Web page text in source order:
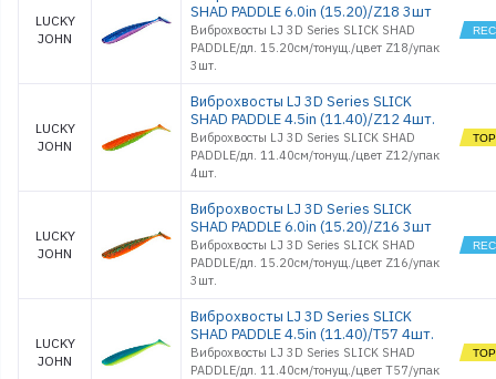
LUCKY
JOHN
SHAD PADDLE 6.0in (15.20)/Z18 3шт
Виброхвосты LJ 3D Series SLICK SHAD
PADDLE/дл. 15.20см/тонущ./цвет Z18/упак
3шт.
LUCKY
JOHN
Виброхвосты LJ 3D Series SLICK
SHAD PADDLE 4.5in (11.40)/Z12 4шт.
Виброхвосты LJ 3D Series SLICK SHAD
PADDLE/дл. 11.40см/тонущ./цвет Z12/упак
4шт.
LUCKY
JOHN
Виброхвосты LJ 3D Series SLICK
SHAD PADDLE 6.0in (15.20)/Z16 3шт
Виброхвосты LJ 3D Series SLICK SHAD
PADDLE/дл. 15.20см/тонущ./цвет Z16/упак
3шт.
LUCKY
JOHN
Виброхвосты LJ 3D Series SLICK
SHAD PADDLE 4.5in (11.40)/T57 4шт.
Виброхвосты LJ 3D Series SLICK SHAD
PADDLE/дл. 11.40см/тонущ./цвет T57/упак